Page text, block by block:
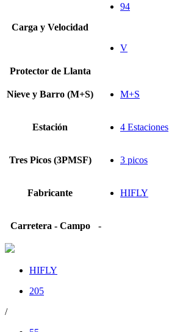
Carga y Velocidad
94
V
Protector de Llanta
Nieve y Barro (M+S) M+S
Estación 4 Estaciones
Tres Picos (3PMSF) 3 picos
Fabricante HIFLY
Carretera - Campo -
HIFLY
205
/